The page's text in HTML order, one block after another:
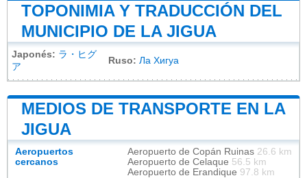
TOPONIMIA Y TRADUCCIÓN DEL
MUNICIPIO DE LA JIGUA
Japonés: ラ・ヒグ
ア
Ruso: Ла Хигуа
MEDIOS DE TRANSPORTE EN LA
JIGUA
Aeropuertos
cercanos
Aeropuerto de Copán Ruinas 26.6 km
Aeropuerto de Celaque 56.5 km
Aeropuerto de Erandique 97.8 km